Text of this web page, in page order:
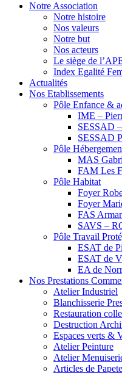
Notre Association
Notre histoire
Nos valeurs
Notre but
Nos acteurs
Le siège de
Index Egalité
Actualités
Nos Etablissements
Pôle Enfance &
IME –
SESSAD
SESSAD
Pôle
MAS
FAM Les
Pôle Habitat
Foyer
Foyer
FAS
SAVS –
Pôle Travail
ESAT de
ESAT de
EA de
Nos Prestations
Atelier Industriel
Blanchisserie
Restauration
Destruction
Espaces verts &
Atelier Peinture
Atelier
Articles de